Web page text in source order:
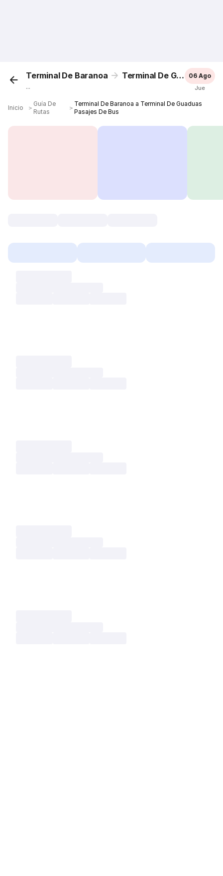
Terminal De Baranoa Terminal De Guaduas
...
06 Ago
Jue
Inicio ＞
Guía De
Rutas
＞
Terminal De Baranoa a Terminal De Guaduas
Pasajes De Bus